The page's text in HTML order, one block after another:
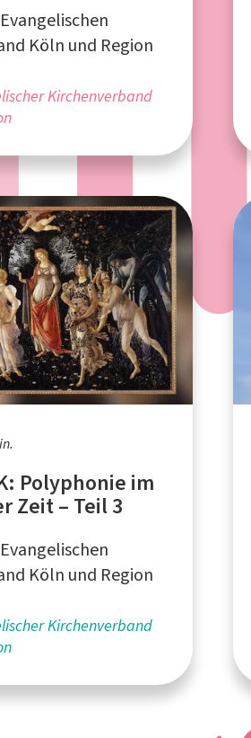
Köln und Region
Kirchenverband
Polyphonie im
Zeit – Teil 3
Köln und Region
Kirchenverband